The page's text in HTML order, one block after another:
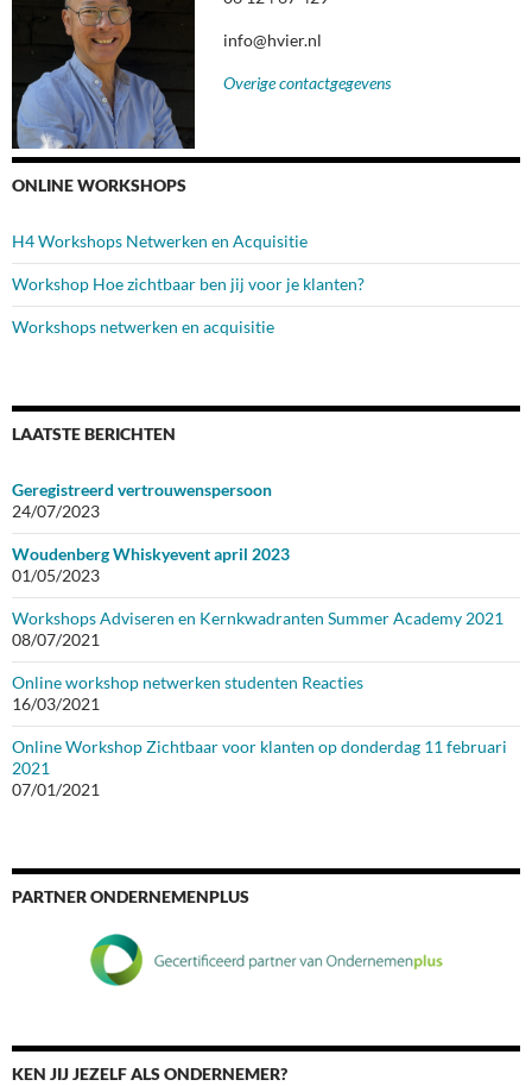
info@hvier.nl
Overige contactgegevens
ONLINE WORKSHOPS
H4 Workshops Netwerken en Acquisitie
Workshop Hoe zichtbaar ben jij voor je klanten?
Workshops netwerken en acquisitie
LAATSTE BERICHTEN
Geregistreerd vertrouwenspersoon
24/07/2023
Woudenberg Whiskyevent april 2023
01/05/2023
Workshops Adviseren en Kernkwadranten Summer Academy 2021
08/07/2021
Online workshop netwerken studenten Reacties
16/03/2021
Online Workshop Zichtbaar voor klanten op donderdag 11 februari
2021
07/01/2021
PARTNER ONDERNEMENPLUS
KEN JIJ JEZELF ALS ONDERNEMER?